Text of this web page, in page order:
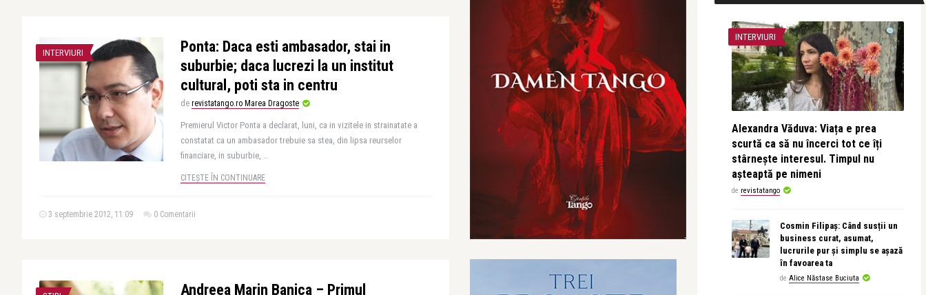
INTERVIURI
Ponta: Daca esti ambasador, stai in
suburbie; daca lucrezi la un institut
cultural, poti sta in centru
de revistatango.ro Marea Dragoste
Premierul Victor Ponta a declarat, luni, ca in vizitele in strainatate a
constatat ca un ambasador trebuie sa stea, din lipsa reurselor
financiare, in suburbie, ..
CITEȘTE ÎN CONTINUARE
3 septembrie 2012, 11:09 0 Comentarii
Andreea Marin Banica – Primul
INTERVIURI
Alexandra Văduva: Viața e prea
scurtă ca să nu încerci tot ce îți
stârnește interesul. Timpul nu
așteaptă pe nimeni
de revistatango
Cosmin Filipaș: Când susții un
business curat, asumat,
lucrurile pur și simplu se așază
în favoarea ta
de Alice Năstase Buciuta